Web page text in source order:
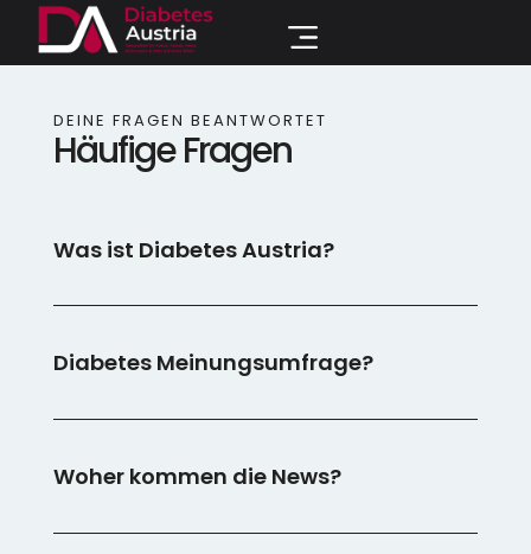
DEINE FRAGEN BEANTWORTET
Häufige Fragen
Was ist Diabetes Austria?
Diabetes Meinungsumfrage?
Woher kommen die News?